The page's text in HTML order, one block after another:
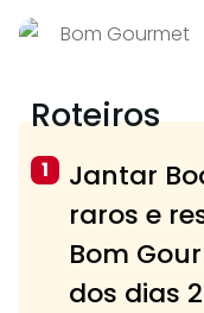
Bom Gourmet
Roteiros
1
Jantar
raros e
Bom
dos dias